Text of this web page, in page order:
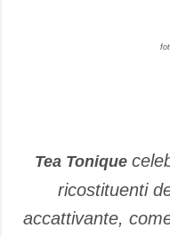
Tea Tonique
ricostituenti
accattivante,